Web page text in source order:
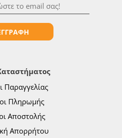
Παραγγελίας
Πληρωμής
Αποστολής
Απορρήτου